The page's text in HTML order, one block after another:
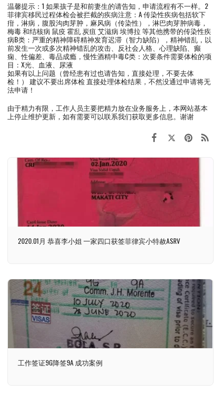
温馨提示：1 如果孩子是和前妻生的请告知，申请流程有不一样。2
菲律宾移民过程体检会被拦截的疾病注意：A 传染性疾病包括软下
疳，淋病，腹股沟肉芽肿，麻风病（传染性），淋巴肉芽肿病毒，
梅毒 和结核病 鼠疫 霍乱 炭疽 艾滋病 埃博拉 等其他携带的传染性疾
病B类：严重的精神障碍精神发育迟滞（智力缺陷），精神错乱，以
前发生一次或多次精神错乱的攻击、反社会人格、心理缺陷、癫
痫、性偏差、毒品成瘾，慢性酒精中毒C类：次要条件需要体检的项
目：X光、血液、尿液
如果有以上问题（曾经患有过也请告知，直接处理，不要去体
检！） 建议不要出席体检 直接处理体检结果，不然没通过申请将无
法申请！
由于精力有限，工作人员主要把精力放在业务服务上，本网站基本
上停止维护更新，如有需要可以联系我们获取更多信息。谢谢
2020.01月 恭喜李小姐 一家四口获签菲律宾小特赦ASRV
工作签证9G降签9A 成功案例